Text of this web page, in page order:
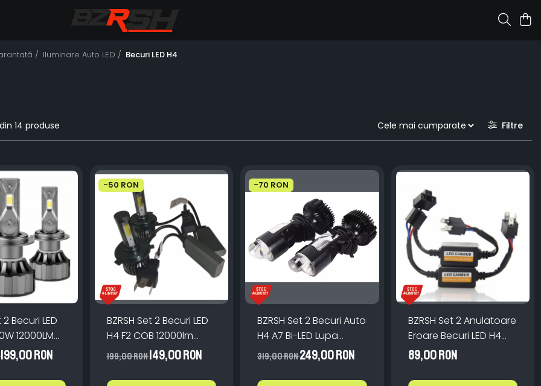
/ Iluminare Auto LED / Becuri LED H4
din 14 produse Filtre
2 Becuri LED
12000LM
Alb
199,00 RON
-50 RON
BZRSH Set 2 Becuri LED
H4 F2 COB 12000lm
100W 6000K IP67
199,00 RON149,00 RON
-70 RON
BZRSH Set 2 Becuri Auto
H4 A7 Bi-LED Lupa
Canbus 30000lm
6000K 100W
319,00 RON249,00 RON
BZRSH Set 2 Anulatoare
Eroare Becuri LED H4
12V Auto
89,00 RON